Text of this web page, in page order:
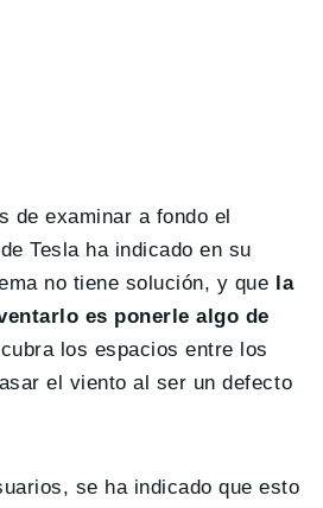
de examinar a fondo el
Tesla ha indicado en su
no tiene solución, y que la
es ponerle algo de
los espacios entre los
el viento al ser un defecto
se ha indicado que esto